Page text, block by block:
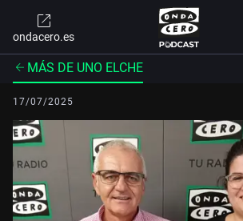
ondacero.es
MÁS DE UNO ELCHE
17/07/2025